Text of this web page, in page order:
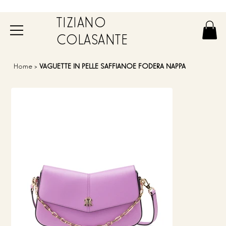
TIZIANO
COLASANTE
Home > VAGUETTE IN PELLE SAFFIANOE FODERA NAPPA